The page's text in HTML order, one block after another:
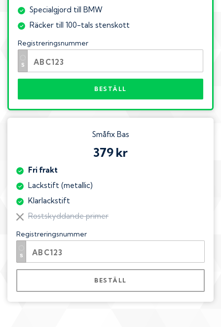
Specialgjord till BMW
Räcker till 100-tals stenskott
Registreringsnummer
BESTÄLL
Småfix Bas
379 kr
Fri frakt
Lackstift (metallic)
Klarlackstift
Rostskyddande primer
Registreringsnummer
BESTÄLL